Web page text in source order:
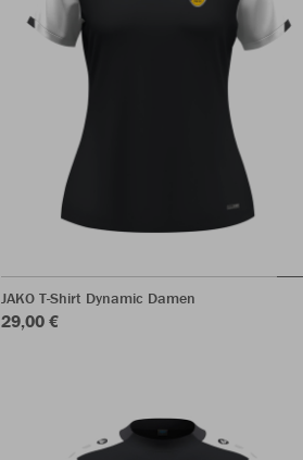
JAKO T-Shirt Dynamic Damen
29,00 €